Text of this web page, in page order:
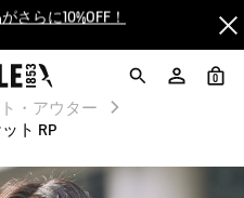
SALEがスタート！
送料＆返品無料
ビス終了のお知らせ
さらに10%OFF！
0
・アウター
ト RP